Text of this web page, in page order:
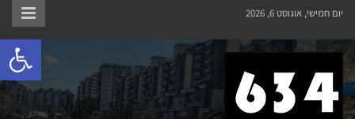
יום חמישי, אוגוסט 6, 2026